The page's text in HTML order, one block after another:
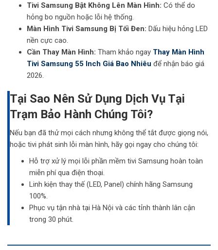
Tivi Samsung Bật Không Lên Màn Hình: Có thể do
hỏng bo nguồn hoặc lỗi hệ thống.
Màn Hình Tivi Samsung Bị Tối Đen: Dấu hiệu hỏng LED
nền cực cao.
Cần Thay Màn Hình: Tham khảo ngay Thay Màn Hình
Tivi Samsung 55 Inch Giá Bao Nhiêu để nhận báo giá
2026.
Tại Sao Nên Sử Dụng Dịch Vụ Tại
Trạm Bảo Hành Chúng Tôi?
Nếu bạn đã thử mọi cách nhưng không thể tắt được giọng nói,
hoặc tivi phát sinh lỗi màn hình, hãy gọi ngay cho chúng tôi:
Hỗ trợ xử lý mọi lỗi phần mềm tivi Samsung hoàn toàn
miễn phí qua điện thoại.
Linh kiện thay thế (LED, Panel) chính hãng Samsung
100%.
Phục vụ tận nhà tại Hà Nội và các tỉnh thành lân cận
trong 30 phút.